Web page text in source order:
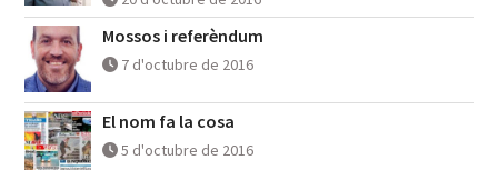
20 d'octubre de 2016
Mossos i referèndum
El nom fa la cosa